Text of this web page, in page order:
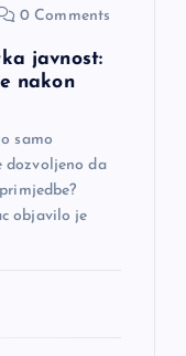
0 Comments
javnost:
nakon
samo
dozvoljeno da
objavilo je